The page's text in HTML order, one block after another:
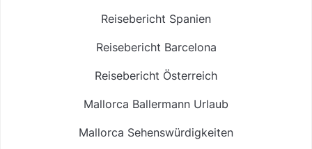
Reisebericht Spanien
Reisebericht Barcelona
Reisebericht Österreich
Mallorca Ballermann Urlaub
Mallorca Sehenswürdigkeiten